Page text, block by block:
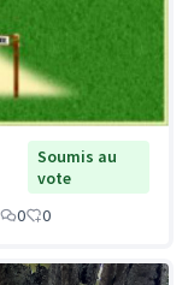
Soumis au
vote
0 0